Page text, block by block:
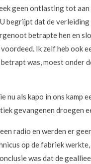
geen ontlasting tot
begrijpt dat de
betrapte hen en
Ik zelf heb ook
was, moest onder
als kapo in ons kamp
gevangenen droegen
radio en werden er
op de fabriek
was dat de